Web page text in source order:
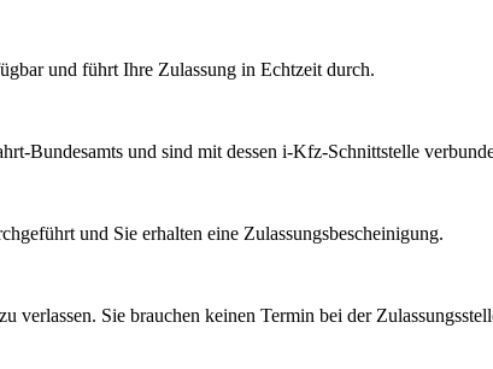
und führt Ihre Zulassung in Echtzeit durch.
Bundesamts und sind mit dessen i-Kfz-Schnittstelle
und Sie erhalten eine Zulassungsbescheinigung.
verlassen. Sie brauchen keinen Termin bei der